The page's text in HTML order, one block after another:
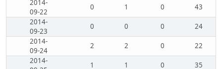
2014-
09-22
0 1 0
43
2014-
09-23
0 0 0
24
2014-
09-24
2 2 0
22
2014-
1 1 0
35